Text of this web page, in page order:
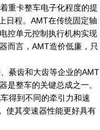
重卡整车电子化程度的提
日程。AMT在传统固定轴
控单元控制执行机构实现
而言，AMT造价低廉，只
綦齿和大齿等企业的AMT
是整车的关键总成之一。
得到不同的牵引力和速
使其变速器性能更好具有